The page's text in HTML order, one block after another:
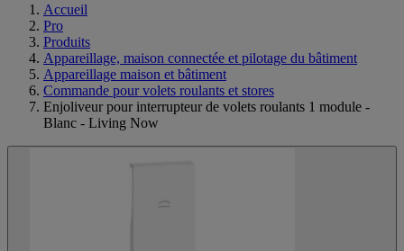
Accueil
Pro
Produits
Appareillage, maison connectée et pilotage du bâtiment
Appareillage maison et bâtiment
Commande pour volets roulants et stores
Enjoliveur pour interrupteur de volets roulants 1 module -
Blanc - Living Now